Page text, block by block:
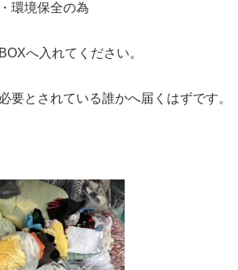
環境保全の為
へ入れてください。
要とされている誰かへ届くはずです。